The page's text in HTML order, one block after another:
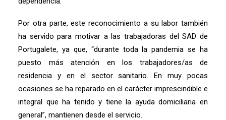
Por otra parte, este reconocimiento a su labor también
ha servido para motivar a las trabajadoras del SAD de
Portugalete, ya que, “durante toda la pandemia se ha
puesto más atención en los trabajadores/as de
residencia y en el sector sanitario. En muy pocas
ocasiones se ha reparado en el carácter imprescindible e
integral que ha tenido y tiene la ayuda domiciliaria en
general”, mantienen desde el servicio.